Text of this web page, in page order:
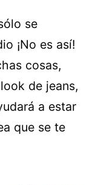
se
¡No es así!
cosas,
de jeans,
a estar
que se te